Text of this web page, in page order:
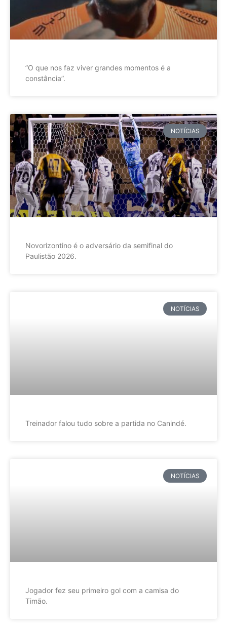
”O que nos faz viver grandes momentos é a
constância”.
NOTÍCIAS
Novorizontino é o adversário da semifinal do
Paulistão 2026.
NOTÍCIAS
Treinador falou tudo sobre a partida no Canindé.
NOTÍCIAS
Jogador fez seu primeiro gol com a camisa do
Timão.